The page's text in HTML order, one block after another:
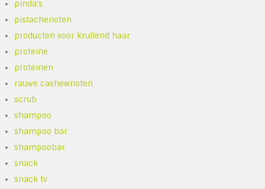
pinda's
pistachenoten
producten voor krullend haar
proteine
proteinen
rauwe cashewnoten
scrub
shampoo
shampoo bar
shampoobar
snack
snack tv